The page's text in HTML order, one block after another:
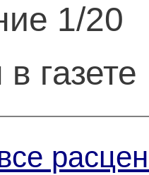
1/20
газете